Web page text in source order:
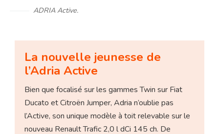
ADRIA Active.
La nouvelle jeunesse de
l’Adria Active
Bien que focalisé sur les gammes Twin sur Fiat
Ducato et Citroën Jumper, Adria n’oublie pas
l’Active, son unique modèle à toit relevable sur le
nouveau Renault Trafic 2,0 l dCi 145 ch. De